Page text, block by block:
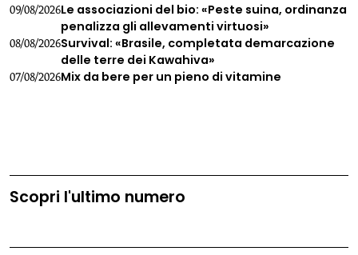
09/08/2026Le associazioni del bio: «Peste suina, ordinanza
penalizza gli allevamenti virtuosi»
08/08/2026Survival: «Brasile, completata demarcazione
delle terre dei Kawahiva»
07/08/2026Mix da bere per un pieno di vitamine
Scopri l'ultimo numero